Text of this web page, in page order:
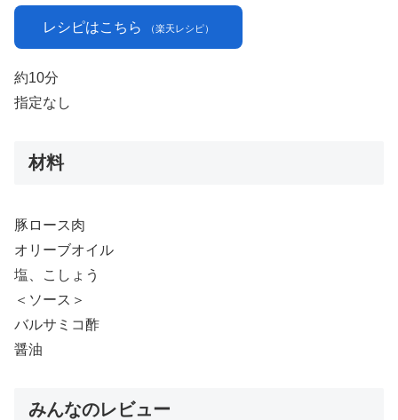
レシピはこちら （楽天レシピ）
約10分
指定なし
材料
豚ロース肉
オリーブオイル
塩、こしょう
＜ソース＞
バルサミコ酢
醤油
みんなのレビュー